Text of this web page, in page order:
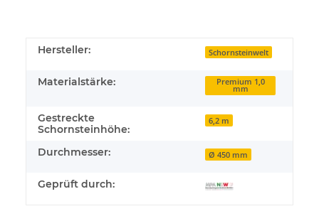
Hersteller: Schornsteinwelt
Materialstärke: Premium 1,0
mm
Gestreckte
Schornsteinhöhe:
6,2 m
Durchmesser: Ø 450 mm
Geprüft durch: